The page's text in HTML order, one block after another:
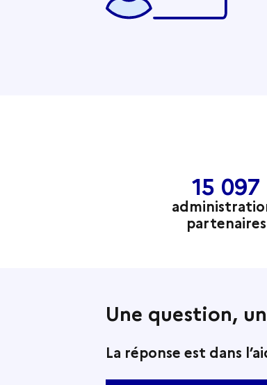
partenaires
15 097
Une question,
La réponse est dans